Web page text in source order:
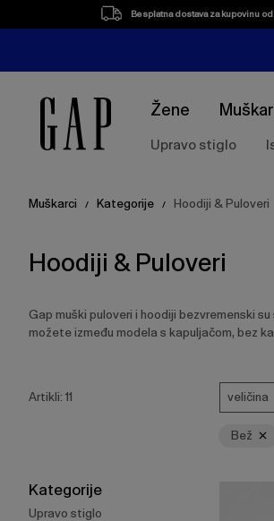
Besplatna dostava za kupovinu
Žene
Upravo stiglo
Muškarci / Kategorije / Hoodiji & Puloveri
Hoodiji & Puloveri
Gap muški puloveri i hoodiji bezvremenski
možete između modela s kapuljačom, bez
tipku
širenje
izbornika.
Artikli: 11
Veličina
veličina
Bež
Kategorije
Upravo stiglo
Popis